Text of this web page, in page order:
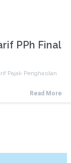
PPh Final
Pajak Penghasilan
Read More